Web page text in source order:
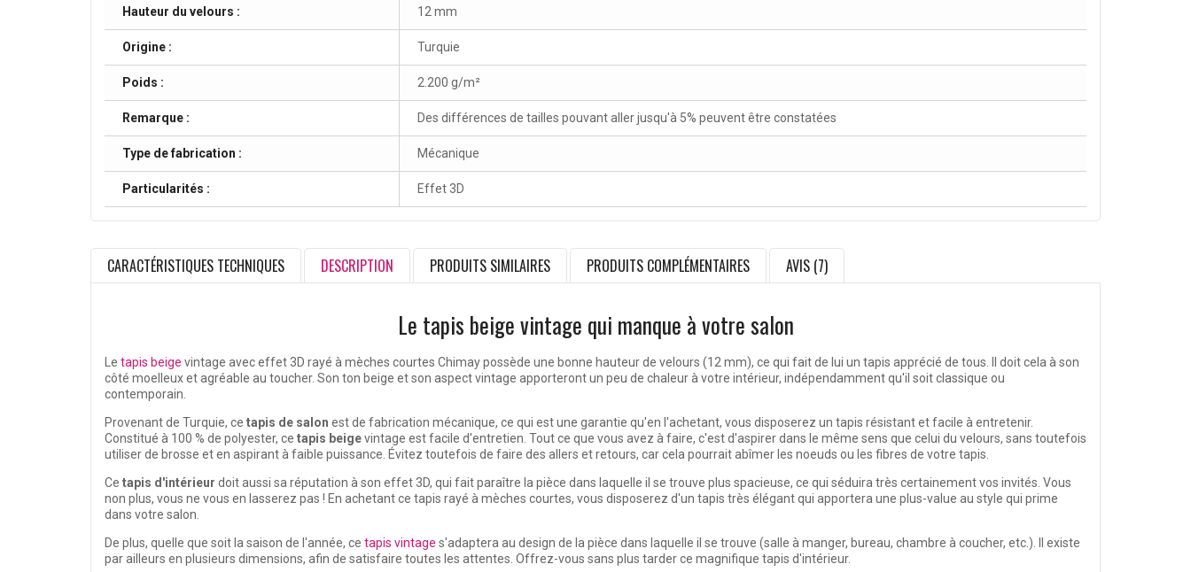
Hauteur du velours : 12 mm
Origine : Turquie
Poids : 2.200 g/m²
Remarque : Des différences de tailles pouvant aller jusqu'à 5% peuvent être constatées
Type de fabrication : Mécanique
Particularités : Effet 3D
CARACTÉRISTIQUES TECHNIQUES DESCRIPTION PRODUITS SIMILAIRES PRODUITS COMPLÉMENTAIRES AVIS (7)
Le tapis beige vintage qui manque à votre salon
Le tapis beige vintage avec effet 3D rayé à mèches courtes Chimay possède une bonne hauteur de velours (12 mm), ce qui fait de lui un tapis apprécié de tous. Il doit cela à son
côté moelleux et agréable au toucher. Son ton beige et son aspect vintage apporteront un peu de chaleur à votre intérieur, indépendamment qu'il soit classique ou
contemporain.
Provenant de Turquie, ce tapis de salon est de fabrication mécanique, ce qui est une garantie qu'en l'achetant, vous disposerez un tapis résistant et facile à entretenir.
Constitué à 100 % de polyester, ce tapis beigevintage est facile d'entretien. Tout ce que vous avez à faire, c'est d'aspirer dans le même sens que celui du velours, sans toutefois
utiliser de brosse et en aspirant à faible puissance. Évitez toutefois de faire des allers et retours, car cela pourrait abîmer les noeuds ou les fibres de votre tapis.
Ce tapis d'intérieur doit aussi sa réputation à son effet 3D, qui fait paraître la pièce dans laquelle il se trouve plus spacieuse, ce qui séduira très certainement vos invités. Vous
non plus, vous ne vous en lasserez pas ! En achetant ce tapis rayé à mèches courtes, vous disposerez d'un tapis très élégant qui apportera une plus-value au style qui prime
dans votre salon.
De plus, quelle que soit la saison de l'année, ce tapis vintage s'adaptera au design de la pièce dans laquelle il se trouve (salle à manger, bureau, chambre à coucher, etc.). Il existe
par ailleurs en plusieurs dimensions, afin de satisfaire toutes les attentes. Offrez-vous sans plus tarder ce magnifique tapis d'intérieur.